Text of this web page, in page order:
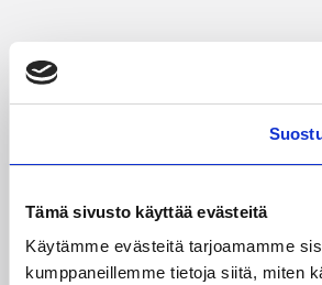
Tämä sivusto käyttää evästeitä
Käytämme evästeitä tarjoamamme
kumppaneillemme tietoja siitä, miten